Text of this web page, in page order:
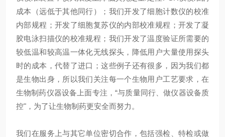
成本（远低于其他同行）；我们开发了细胞计数仪的校准
内部规程；开发了细胞复苏仪的内部校准规程；开发了凝
胶电泳扫描仪的校准规程；我们开发了温度验证所需要的
较低温和较高温一体化无线探头，降低用户大量使用探头
时的成本，代替了进口；这些例子还有很多，因为我们都
是生物出身，所以我们关注每一个生物用户工艺要求，在
生物制药仪器设备上面专注，“与质量同行、做仪器设备质
控"，为了让生物制药更安全而努力。
我们在服务上与其它单位密切合作，包括强检、特检或做